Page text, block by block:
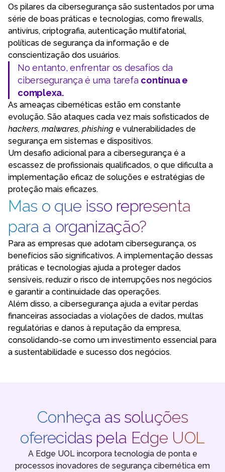
Os pilares da cibersegurança são sustentados por uma
série de boas práticas e tecnologias, como firewalls,
antivírus, criptografia, autenticação multifatorial,
políticas de segurança da informação e de
conscientização dos usuários.
No entanto, enfrentar os desafios da
cibersegurança é uma tarefa contínua e
complexa.
As ameaças cibernéticas estão em constante
evolução. São ataques cada vez mais sofisticados de
hackers, malwares, phishing e vulnerabilidades de
segurança em sistemas e dispositivos.
Um desafio adicional para a cibersegurança é a
escassez de profissionais qualificados, o que dificulta a
implementação eficaz de soluções e estratégias de
proteção mais eficazes.
Mas o que isso representa
para a organização?
Para as empresas que adotam cibersegurança, os
benefícios são significativos. A implementação dessas
práticas e tecnologias ajuda a proteger dados
sensíveis, reduzir o risco de interrupções nos negócios
e garantir a continuidade das operações.
Além disso, a cibersegurança ajuda a evitar perdas
financeiras associadas a violações de dados, multas
regulatórias e danos à reputação da empresa,
consolidando-se como um investimento essencial para
a sustentabilidade e sucesso dos negócios.
Conheça as soluções
oferecidas pela Edge UOL
A Edge UOL incorpora tecnologia de ponta e
processos inovadores de segurança cibernética em